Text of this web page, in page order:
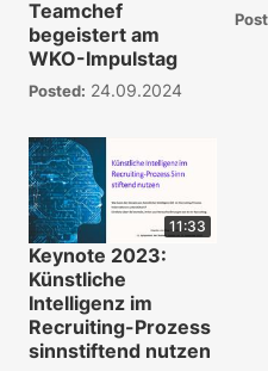
Teamchef
begeistert am
WKO-Impulstag
Posted: 24.09.2024
11:33
Keynote 2023:
Künstliche
Intelligenz im
Recruiting-Prozess
sinnstiftend nutzen